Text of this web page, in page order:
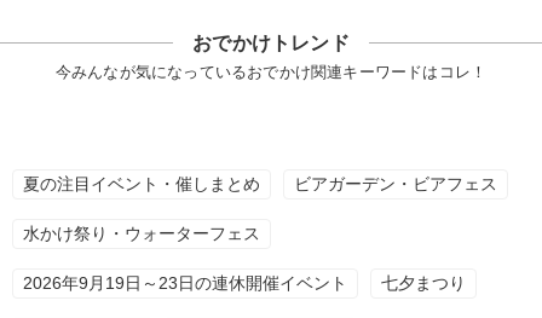
おでかけトレンド
今みんなが気になっているおでかけ関連キーワードはコレ！
夏の注目イベント・催しまとめ ビアガーデン・ビアフェス
水かけ祭り・ウォーターフェス
2026年9月19日～23日の連休開催イベント 七夕まつり